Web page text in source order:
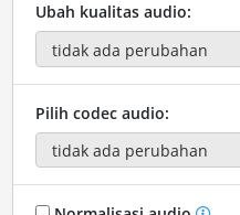
Ubah kualitas audio:
Pilih codec audio: